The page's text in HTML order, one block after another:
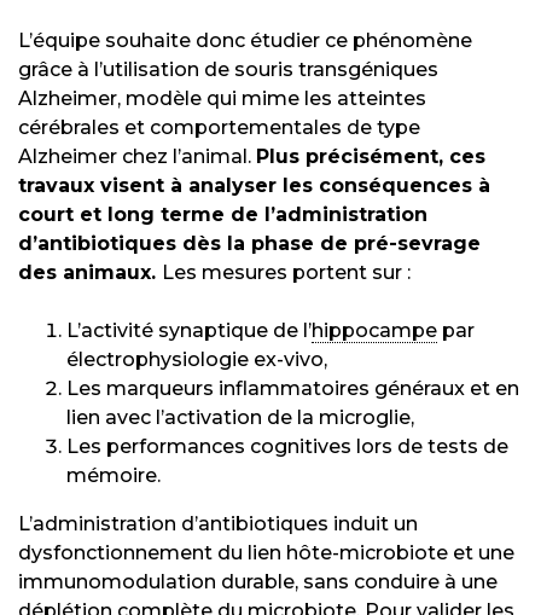
L’équipe souhaite donc étudier ce phénomène
grâce à l’utilisation de souris transgéniques
Alzheimer, modèle qui mime les atteintes
cérébrales et comportementales de type
Alzheimer chez l’animal. Plus précisément, ces
travaux visent à analyser les conséquences à
court et long terme de l’administration
d’antibiotiques dès la phase de pré-sevrage
des animaux. Les mesures portent sur :
L’activité synaptique de l’hippocampe par
électrophysiologie ex-vivo,
Les marqueurs inflammatoires généraux et en
lien avec l’activation de la microglie,
Les performances cognitives lors de tests de
mémoire.
L’administration d’antibiotiques induit un
dysfonctionnement du lien hôte-microbiote et une
immunomodulation durable, sans conduire à une
déplétion complète du microbiote. Pour valider les